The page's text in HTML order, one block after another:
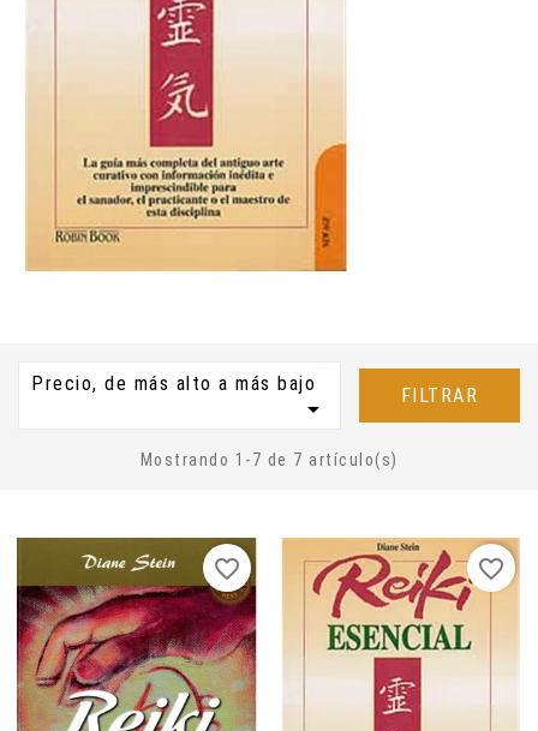
Precio, de más alto a más bajo
 FILTRAR
Mostrando 1-7 de 7 artículo(s)
favorite_border favorite_border